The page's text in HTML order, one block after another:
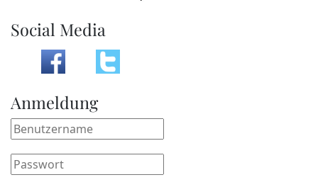
Social Media
Anmeldung